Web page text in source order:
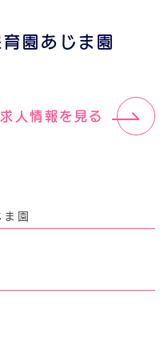
園あじま園
求人情報を見る
園